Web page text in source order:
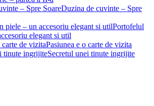
Duzina de cuvinte – Spre
Portofelul
elegant si util
Pasiunea e o carte de vizita
Secretul unei tinute ingrijite